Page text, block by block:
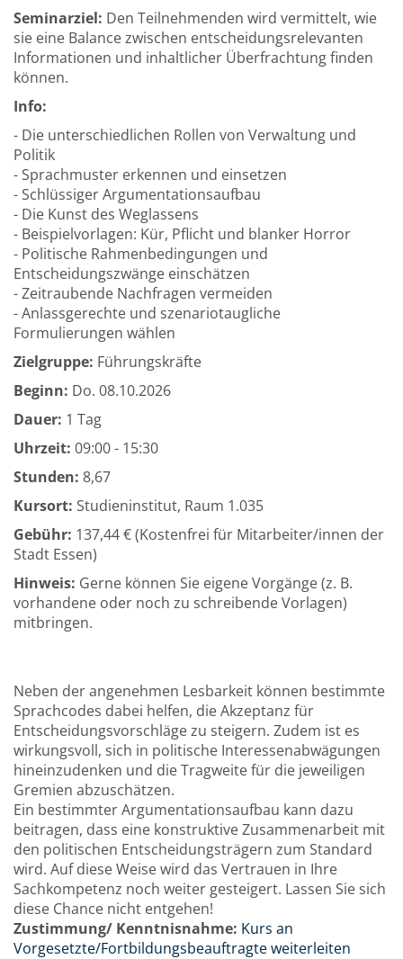
Seminarziel: Den Teilnehmenden wird vermittelt, wie
sie eine Balance zwischen entscheidungsrelevanten
Informationen und inhaltlicher Überfrachtung finden
können.
Info:
- Die unterschiedlichen Rollen von Verwaltung und
Politik
- Sprachmuster erkennen und einsetzen
- Schlüssiger Argumentationsaufbau
- Die Kunst des Weglassens
- Beispielvorlagen: Kür, Pflicht und blanker Horror
- Politische Rahmenbedingungen und
Entscheidungszwänge einschätzen
- Zeitraubende Nachfragen vermeiden
- Anlassgerechte und szenariotaugliche
Formulierungen wählen
Zielgruppe: Führungskräfte
Beginn: Do. 08.10.2026
Dauer: 1 Tag
Uhrzeit: 09:00 - 15:30
Stunden: 8,67
Kursort: Studieninstitut, Raum 1.035
Gebühr: 137,44 € (Kostenfrei für Mitarbeiter/innen der
Stadt Essen)
Hinweis: Gerne können Sie eigene Vorgänge (z. B.
vorhandene oder noch zu schreibende Vorlagen)
mitbringen.
Neben der angenehmen Lesbarkeit können bestimmte
Sprachcodes dabei helfen, die Akzeptanz für
Entscheidungsvorschläge zu steigern. Zudem ist es
wirkungsvoll, sich in politische Interessenabwägungen
hineinzudenken und die Tragweite für die jeweiligen
Gremien abzuschätzen.
Ein bestimmter Argumentationsaufbau kann dazu
beitragen, dass eine konstruktive Zusammenarbeit mit
den politischen Entscheidungsträgern zum Standard
wird. Auf diese Weise wird das Vertrauen in Ihre
Sachkompetenz noch weiter gesteigert. Lassen Sie sich
diese Chance nicht entgehen!
Zustimmung/ Kenntnisnahme: Kurs an
Vorgesetzte/Fortbildungsbeauftragte weiterleiten